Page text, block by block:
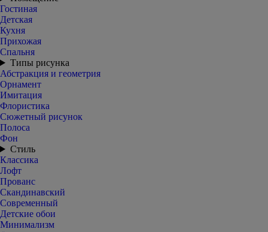
Гостиная
Детская
Кухня
Прихожая
Спальня
Типы рисунка
Абстракция и геометрия
Орнамент
Имитация
Флористика
Сюжетный рисунок
Полоса
Фон
Стиль
Классика
Лофт
Прованс
Скандинавский
Современный
Детские обои
Минимализм